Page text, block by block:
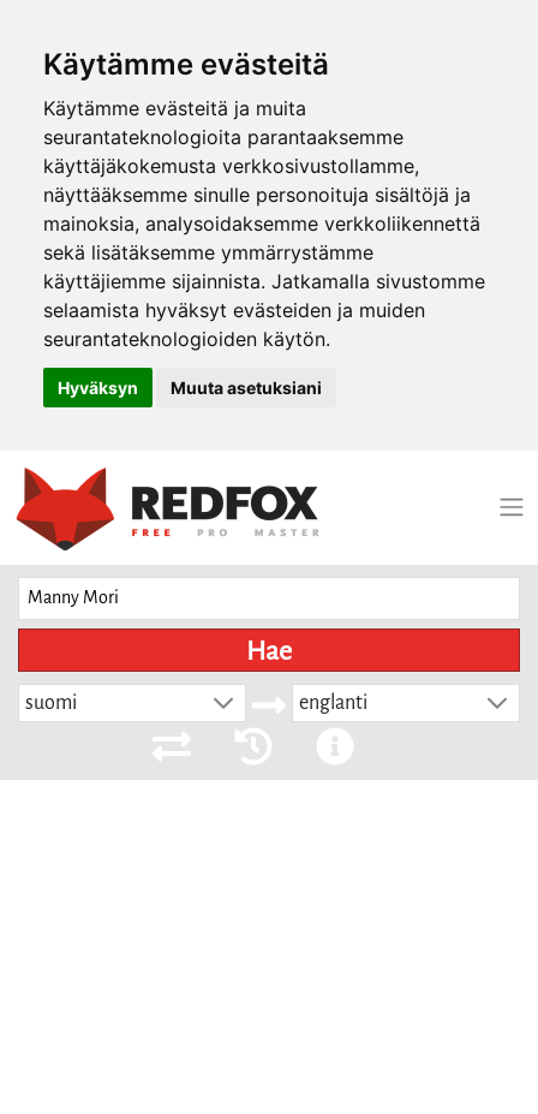
Käytämme evästeitä
Käytämme evästeitä ja muita
seurantateknologioita parantaaksemme
käyttäjäkokemusta verkkosivustollamme,
näyttääksemme sinulle personoituja sisältöjä ja
mainoksia, analysoidaksemme verkkoliikennettä
sekä lisätäksemme ymmärrystämme
käyttäjiemme sijainnista. Jatkamalla sivustomme
selaamista hyväksyt evästeiden ja muiden
seurantateknologioiden käytön.
Hyväksyn Muuta asetuksiani
Hae
suomi englanti